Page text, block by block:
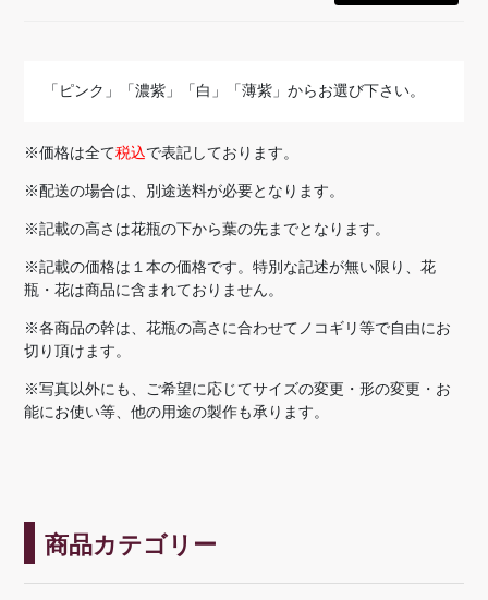
商品カテゴリー
「ピンク」「濃紫」「白」「薄紫」からお選び下さい。
※価格は全て税込で表記しております。
※配送の場合は、別途送料が必要となります。
※記載の高さは花瓶の下から葉の先までとなります。
※記載の価格は１本の価格です。特別な記述が無い限り、花
瓶・花は商品に含まれておりません。
※各商品の幹は、花瓶の高さに合わせてノコギリ等で自由にお
切り頂けます。
※写真以外にも、ご希望に応じてサイズの変更・形の変更・お
能にお使い等、他の用途の製作も承ります。